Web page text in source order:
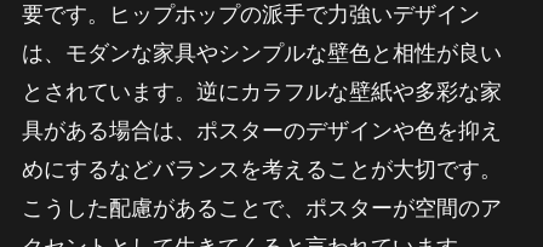
要です。ヒップホップの派手で力強いデザイン
は、モダンな家具やシンプルな壁色と相性が良い
とされています。逆にカラフルな壁紙や多彩な家
具がある場合は、ポスターのデザインや色を抑え
めにするなどバランスを考えることが大切です。
こうした配慮があることで、ポスターが空間のア